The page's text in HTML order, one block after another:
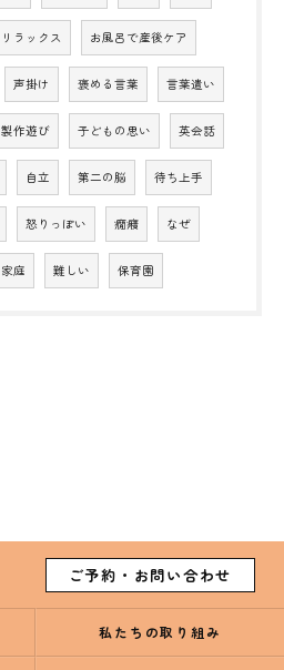
リラックス お風呂で産後ケア
声掛け 褒める言葉 言葉遣い
製作遊び 子どもの思い 英会話
自立 第二の脳 待ち上手
怒りっぽい 癇癪 なぜ
家庭 難しい 保育園
ご予約・お問い合わせ
私たちの取り組み